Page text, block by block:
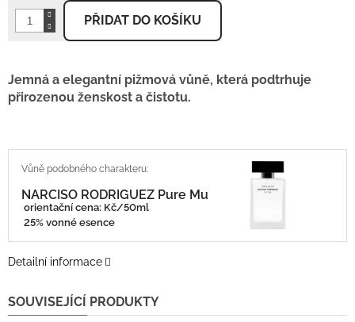
PŘIDAT DO KOŠÍKU
Jemná a elegantní pižmová vůně, která podtrhuje
přirozenou ženskost a čistotu.
NARCISO RODRIGUEZ Pure Musc
orientační cena: Kč/50ml
25% vonné esence
Detailní informace
SOUVISEJÍCÍ PRODUKTY